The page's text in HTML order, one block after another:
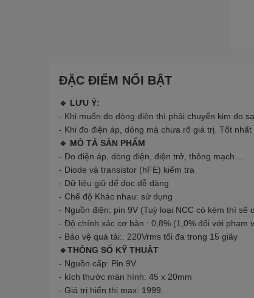
ĐẶC ĐIỂM NỔI BẬT
🔹 LƯU Ý:
- Khi muốn đo dòng điện thì phải chuyển kim đo
- Khi đo điện áp, dòng mà chưa rõ giá trị. Tốt
🔹 MÔ TẢ SẢN PHẨM
- Đo điện áp, dòng điện, điện trở, thông mạch....
- Diode và transistor (hFE) kiểm tra
- Dữ liệu giữ để đọc dễ dàng
- Chế độ Khác nhau: sử dụng
- Nguồn điện: pin 9V (Tuỳ loại NCC có kèm thì sẽ
- Độ chính xác cơ bản : 0,8% (1,0% đối với phạm
- Bảo vệ quá tải:. 220Vrms tối đa trong 15 giây
🔹THÔNG SỐ KỸ THUẬT
- Nguồn cấp: Pin 9V
- kích thước màn hình: 45 x 20mm
- Giá trị hiển thị max: 1999.